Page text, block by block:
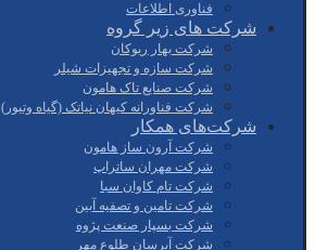
فناوری اطلاعات
شرکت های زیر گروه
شرکت بهار ریوکان
شرکت سازه و تجهیزات شیلر
شرکت صنایع تاک هامون
شرکت فناورانه کیهان نیاتک (گیاه وتیور)
شرکت‌های همکار
شرکت آرون ساز هامون
شرکت مهران ساتراپ
شرکت تام کاوان سبا
شرکت تامین و تصفیه آبین
شرکت بسپار صنعت پژوه
شرکت آبرسان طلوع مهر